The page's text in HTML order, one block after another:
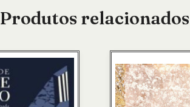
Produtos relacionados